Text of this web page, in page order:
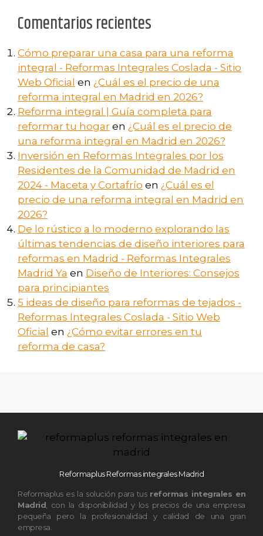
Comentarios recientes
Cómo preparar una casa para una reforma
integral - Reformas Integrales Coslada - Sitio
Web Oficial en ¿Cuál es el precio de una
reforma integral en Madrid en 2026?
Reforma integral | Guía completa para
reformar tu hogar en ¿Cuál es el precio de
una reforma integral en Madrid en 2026?
Inversión en Reformas Integrales por los
Residentes de la Comunidad de Madrid en
2024 - Maceta y Cortafrío en ¿Cuál es el
precio de una reforma integral en Madrid en
2026?
De lo rústico a lo moderno explorando las
últimas tendencias de diseño interiores para
reformas en Madrid - Reformas Integrales
Madrid Ya en Diseño de Interiores: Consejos
para principiantes
5 ideas de diseño para reformas de tejados -
Reformas Integrales Coslada - Sitio Web
Oficial en ¿Cómo evitar errores en tu
reforma de casa?
Reformaplus Reformas integrales Madrid
Reformaplus es la solución para tus reformas integrales en
Madrid , con la disponibilidad y los precios de una empresa
pequeña pero la profesionalidad y calidad de una gran
empresa.